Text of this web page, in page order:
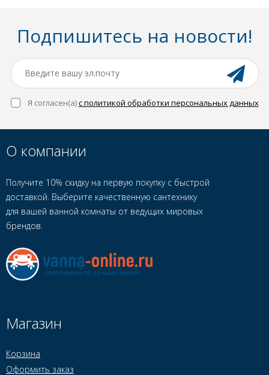
Подпишитесь на новости!
Я согласен(a)с политикой обработки персональных данных
О компании
Получите 10% скидку на первую покупку с быстрой
доставкой. Выберите качественную сантехнику
для вашей ванной комнаты от ведущих мировых
брендов.
Магазин
Корзина
Оформить заказ